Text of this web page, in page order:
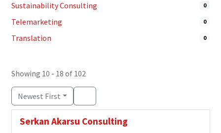
Sustainability Consulting 0
Telemarketing 0
Translation 0
Showing 10 - 18 of 102
Newest First
Serkan Akarsu Consulting